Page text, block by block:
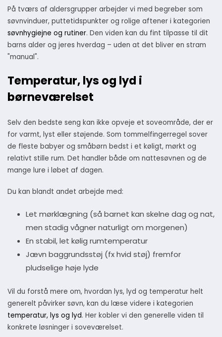
På tværs af aldersgrupper arbejder vi med begreber som
søvnvinduer, puttetidspunkter og rolige aftener i kategorien
søvnhygiejne og rutiner. Den viden kan du fint tilpasse til dit
barns alder og jeres hverdag – uden at det bliver en stram
"manual".
Temperatur, lys og lyd i
børneværelset
Selv den bedste seng kan ikke opveje et soveområde, der er
for varmt, lyst eller støjende. Som tommelfingerregel sover
de fleste babyer og småbørn bedst i et køligt, mørkt og
relativt stille rum. Det handler både om nattesøvnen og de
mange lure i løbet af dagen.
Du kan blandt andet arbejde med:
Let mørklægning (så barnet kan skelne dag og nat,
men stadig vågner naturligt om morgenen)
En stabil, let kølig rumtemperatur
Jævn baggrundsstøj (fx hvid støj) fremfor
pludselige høje lyde
Vil du forstå mere om, hvordan lys, lyd og temperatur helt
generelt påvirker søvn, kan du læse videre i kategorien
temperatur, lys og lyd. Her kobler vi den generelle viden til
konkrete løsninger i soveværelset.